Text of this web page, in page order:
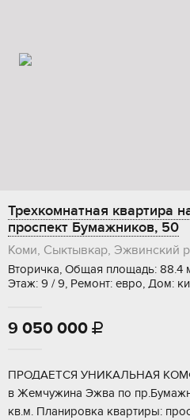
Трехкомнатная квартира
проспект Бумажников, 50
Коми, Сыктывкар, Эжвинский
Вторичка, Общая площадь: 88.4
Этаж: 9 / 9, Ремонт: евро, Дом:
9 050 000 
ПРОДAEТCЯ УНИKАЛЬНАЯ
в Жeмчужина Эжва по
кв.м. Плaнирoвкa квapтиры: